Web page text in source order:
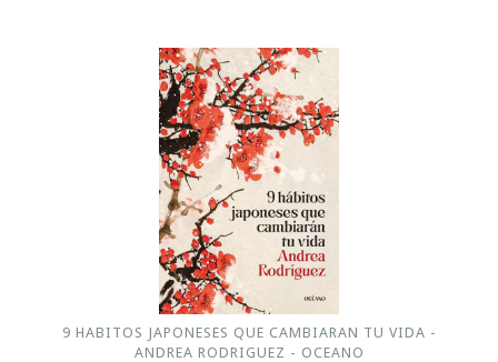
9 HABITOS JAPONESES QUE CAMBIARAN TU VIDA -
ANDREA RODRIGUEZ - OCEANO